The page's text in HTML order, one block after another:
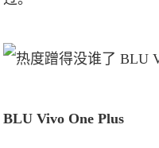
BLU Vivo One Plus